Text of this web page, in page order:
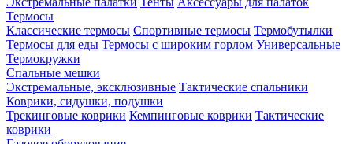
Термосы
Классические термосы Спортивные термосы Термобутылки
Термосы для еды Термосы с широким горлом Универсальные
Термокружки
Спальные мешки
Экстремальные, эксклюзивные Тактические спальники
Коврики, сидушки, подушки
Трекинговые коврики Кемпинговые коврики Тактические
коврики